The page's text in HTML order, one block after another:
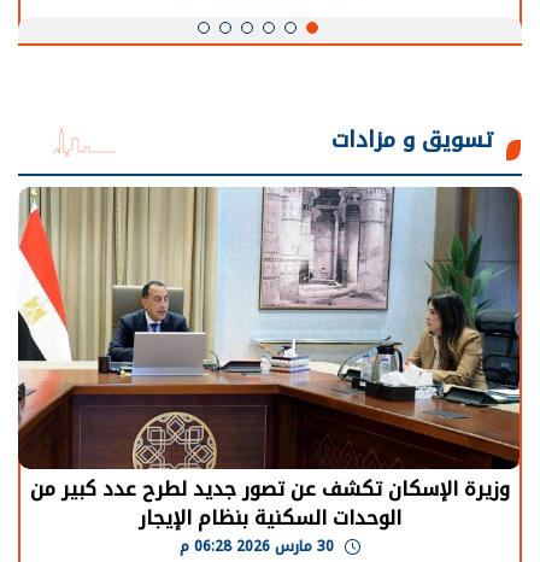
تسويق و مزادات
وزيرة الإسكان تكشف عن تصور جديد لطرح عدد كبير من
الوحدات السكنية بنظام الإيجار